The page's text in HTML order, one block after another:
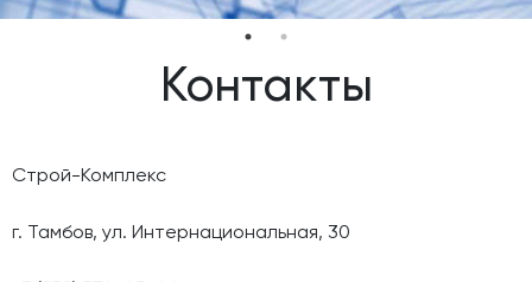
Контакты
Строй-Комплекс
г. Тамбов, ул. Интернациональная, 30